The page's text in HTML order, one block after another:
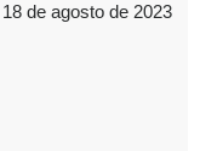
18 de agosto de 2023